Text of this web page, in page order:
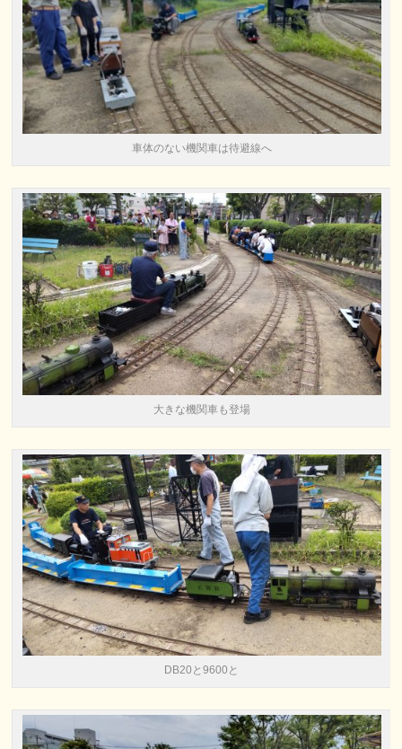
車体のない機関車は待避線へ
大きな機関車も登場
DB20と9600と